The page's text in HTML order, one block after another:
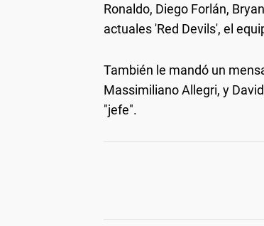
Ronaldo, Diego Forlán,
actuales 'Red Devils', el
También le mandó un
Massimiliano Allegri, y
"jefe".